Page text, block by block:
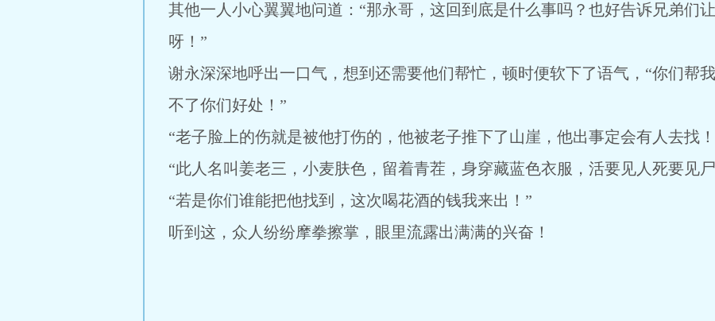
其他一人小心翼翼地问道：“那永哥，这回到底是什么事吗？也好告诉兄弟们
呀！”
谢永深深地呼出一口气，想到还需要他们帮忙，顿时便软下了语气，“你们帮
不了你们好处！”
“老子脸上的伤就是被他打伤的，他被老子推下了山崖，他出事定会有人去找
“此人名叫姜老三，小麦肤色，留着青茬，身穿藏蓝色衣服，活要见人死要见尸
“若是你们谁能把他找到，这次喝花酒的钱我来出！”
听到这，众人纷纷摩拳擦掌，眼里流露出满满的兴奋！